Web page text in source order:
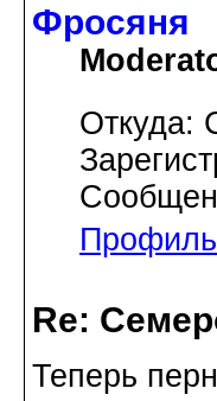
Фросяня
Откуда:
Профиль
Re:
Теперь